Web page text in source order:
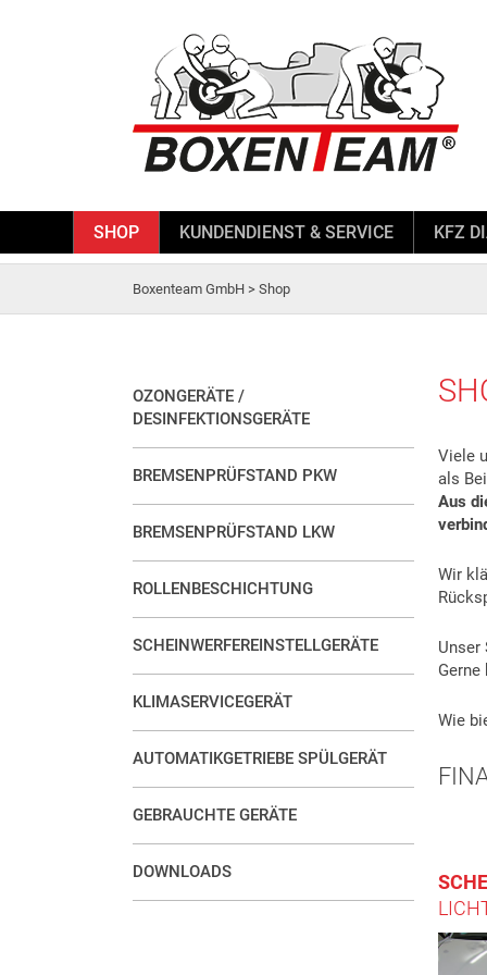
SHOP KUNDENDIENST & SERVICE KFZ
Boxenteam GmbH > Shop
OZONGERÄTE /
DESINFEKTIONSGERÄTE
BREMSENPRÜFSTAND PKW
BREMSENPRÜFSTAND LKW
ROLLENBESCHICHTUNG
SCHEINWERFEREINSTELLGERÄTE
KLIMASERVICEGERÄT
AUTOMATIKGETRIEBE SPÜLGERÄT
GEBRAUCHTE GERÄTE
DOWNLOADS
Viele
als
Aus
Wir
Wie